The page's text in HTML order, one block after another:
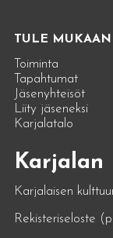
TULE MUKAAN
Toiminta
Tapahtumat
Jäsenyhteisöt
Liity jäseneksi
Karjalatalo
Karjalan
Karjalaisen
Rekisteriseloste